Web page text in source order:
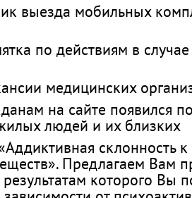
выезда мобильных
по действиям в
медицинских
на сайте появился
людей и их близких
склонность
Предлагаем Вам
которого Вы